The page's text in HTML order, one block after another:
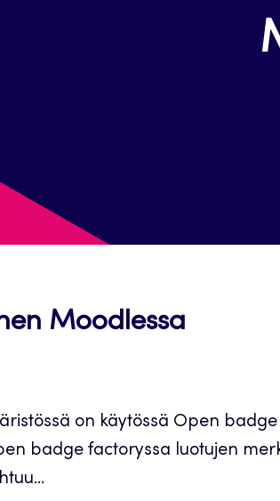
Moodlessa
on käytössä Open
badge factoryssa luotujen